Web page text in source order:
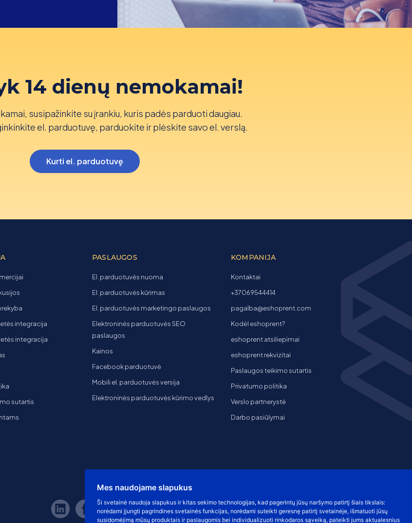
Mes naudojame slapukus
Ši svetainė naudoja slapukus ir kitas sekimo technologijas, kad pagerintų jūsų naršymo patirtį šiais tikslais:
norėdami įjungti pagrindines svetainės funkcijas, norėdami suteikti geresnę patirtį svetainėje, išmatuoti jūsų
susidomėjimą mūsų produktais ir paslaugomis bei individualizuoti rinkodaros sąveiką, pateikti jums aktualesnius
14 dienų nemokamai!
susipažinkite su įrankiu, kuris padės parduoti daugiau.
el. parduotuvę, parduokite ir plėskite savo el. verslą.
Kurti el. parduotuvę
integracija
integracija
sutartis
PASLAUGOS
El. parduotuvės nuoma
El. parduotuvės kūrimas
El. parduotuvės marketingo paslaugos
Elektroninės parduotuvės SEO
paslaugos
Kainos
Facebook parduotuvė
Mobili el. parduotuvės versija
Elektroninės parduotuvės kūrimo vedlys
KOMPANIJA
Kontaktai
+37069544414
pagalba@eshoprent.com
Kodėl eshoprent?
eshoprent atsiliepimai
eshoprent rekvizitai
Paslaugos teikimo sutartis
Privatumo politika
Verslo partnerystė
Darbo pasiūlymai